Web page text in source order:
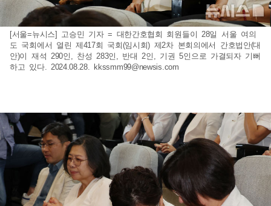
[서울=뉴시스] 고승민 기자 = 대한간호협회 회원들이 28일 서울 여의
도 국회에서 열린 제417회 국회(임시회) 제2차 본회의에서 간호법안(대
안)이 재석 290인, 찬성 283인, 반대 2인, 기권 5인으로 가결되자 기뻐
하고 있다. 2024.08.28.
kkssmm99@newsis.com